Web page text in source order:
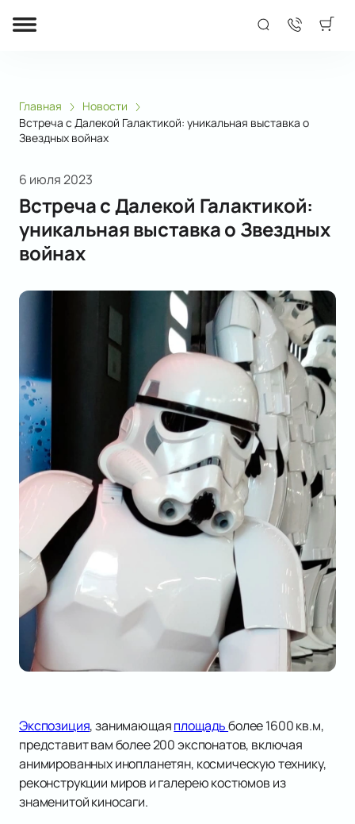
Главная
Новости
Встреча с Далекой Галактикой: уникальная выставка о
Звездных войнах
6 июля 2023
Встреча с Далекой Галактикой:
уникальная выставка о Звездных
войнах
Экспозиция, занимающаяплощадьболее 1600 кв.м,
представит вам более 200 экспонатов, включая
анимированных инопланетян, космическую технику,
реконструкции миров и галерею костюмов из
знаменитой киносаги.